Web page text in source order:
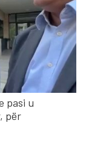
pasi u
për